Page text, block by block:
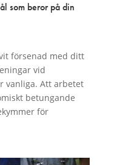
som beror på din
försenad med ditt
vid
vanliga. Att arbetet
betungande
för